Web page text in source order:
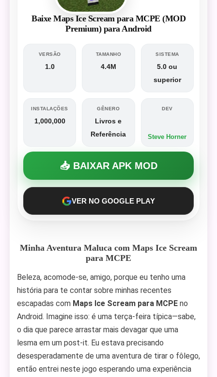
Baixe Maps Ice Scream para MCPE (MOD
Premium) para Android
VERSÃO
1.0
TAMANHO
4.4M
SISTEMA
5.0 ou
superior
INSTALAÇÕES
1,000,000
GÊNERO
Livros e
Referência
DEV
Steve Horner
📥 BAIXAR APK MOD
VER NO GOOGLE PLAY
Minha Aventura Maluca com Maps Ice Scream
para MCPE
Beleza, acomode-se, amigo, porque eu tenho uma
história para te contar sobre minhas recentes
escapadas com Maps Ice Scream para MCPE no
Android. Imagine isso: é uma terça-feira típica—sabe,
o dia que parece arrastar mais devagar que uma
lesma em um post-it. Eu estava precisando
desesperadamente de uma aventura de tirar o fôlego,
então entrei neste jogo esperando uma experiência